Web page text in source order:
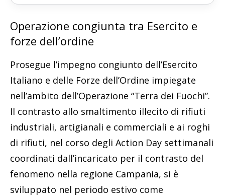
Operazione congiunta tra Esercito e
forze dell’ordine
Prosegue l’impegno congiunto dell’Esercito
Italiano e delle Forze dell’Ordine impiegate
nell’ambito dell’Operazione “Terra dei Fuochi”.
Il contrasto allo smaltimento illecito di rifiuti
industriali, artigianali e commerciali e ai roghi
di rifiuti, nel corso degli Action Day settimanali
coordinati dall’incaricato per il contrasto del
fenomeno nella regione Campania, si è
sviluppato nel periodo estivo come